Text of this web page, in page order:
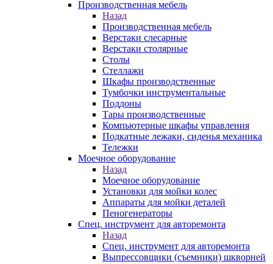
Производственная мебель
Назад
Производственная мебель
Верстаки слесарные
Верстаки столярные
Столы
Стеллажи
Шкафы производственные
Тумбочки инструментальные
Поддоны
Тары производственные
Компьютерные шкафы управления
Подкатные лежаки, сиденья механика
Тележки
Моечное оборудование
Назад
Моечное оборудование
Установки для мойки колес
Аппараты для мойки деталей
Пеногенераторы
Спец. инструмент для авторемонта
Назад
Спец. инструмент для авторемонта
Выпрессовщики (съемники) шкворней